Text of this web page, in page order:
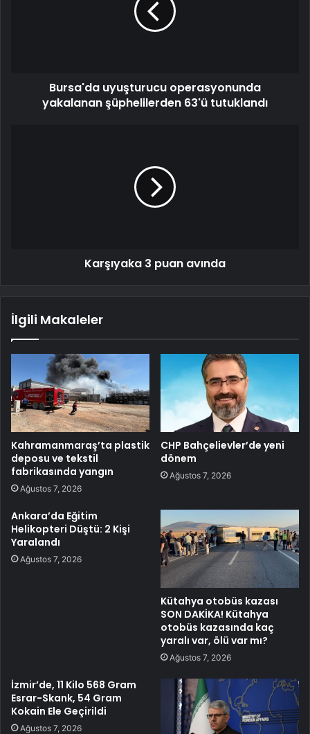
Bursa'da uyuşturucu operasyonunda
yakalanan şüphelilerden 63'ü tutuklandı
Karşıyaka 3 puan avında
İlgili Makaleler
Kahramanmaraş’ta plastik
deposu ve tekstil
fabrikasında yangın
Ağustos 7, 2026
CHP Bahçelievler’de yeni
dönem
Ağustos 7, 2026
Ankara’da Eğitim
Helikopteri Düştü: 2 Kişi
Yaralandı
Ağustos 7, 2026
Kütahya otobüs kazası
SON DAKİKA! Kütahya
otobüs kazasında kaç
yaralı var, ölü var mı?
Ağustos 7, 2026
İzmir’de, 11 Kilo 568 Gram
Esrar-Skank, 54 Gram
Kokain Ele Geçirildi
Ağustos 7, 2026